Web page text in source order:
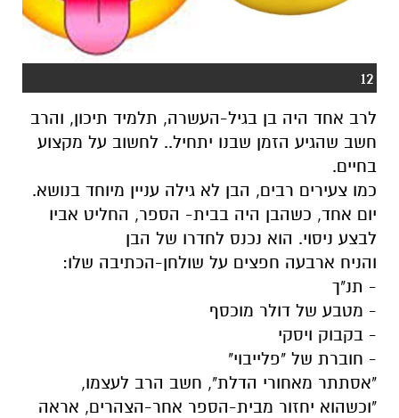
12
לרב אחד היה בן בגיל-העשרה, תלמיד תיכון, והרב
חשב שהגיע הזמן שבנו יתחיל.. לחשוב על מקצוע
בחיים.
כמו צעירים רבים, הבן לא גילה עניין מיוחד בנושא.
יום אחד, כשהבן היה בבית- הספר, החליט אביו
לבצע ניסוי. הוא נכנס לחדרו של הבן
והניח ארבעה חפצים על שולחן-הכתיבה שלו:
- תנ"ך
- מטבע של דולר מוכסף
- בקבוק ויסקי
- חוברת של "פלייבוי"
"אסתתר מאחורי הדלת", חשב הרב לעצמו,
"וכשהוא יחזור מבית-הספר אחר-הצהרים, אראה